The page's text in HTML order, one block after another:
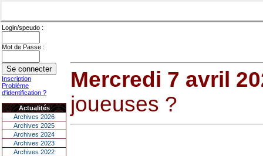
Login/speudo :
Mot de Passe :
Inscription
Problème
d'identification ?
Actualités
Archives 2026
Archives 2025
Archives 2024
Archives 2023
Archives 2022
Mercredi 7 avril
joueuses ?